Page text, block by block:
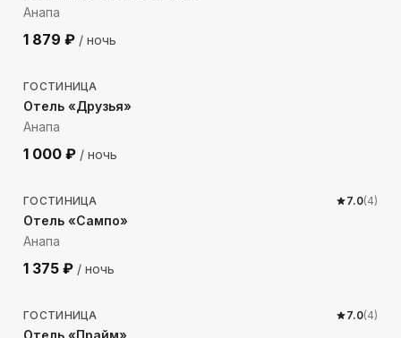
Анапа
1 879 ₽ / ночь
286 м до моря
ГОСТИНИЦА
Отель «Друзья»
Анапа
1 000 ₽ / ночь
999 м до моря
ГОСТИНИЦА 7.0(4)
Отель «Сампо»
Анапа
1 375 ₽ / ночь
950 м до моря
ГОСТИНИЦА 7.0(4)
Отель «Прайм»